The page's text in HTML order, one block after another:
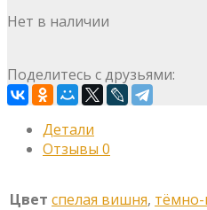
Нет в наличии
Поделитесь с друзьями:
Детали
Отзывы 0
Цвет спелая вишня,